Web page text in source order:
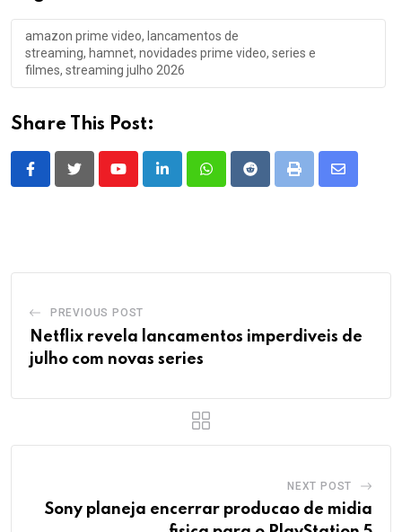
amazon prime video, lancamentos de
streaming, hamnet, novidades prime video, series e
filmes, streaming julho 2026
Share This Post:
YoutubeLinkedInWhatsappRedditPrint
Share
PREVIOUS POST
Netflix revela lancamentos imperdiveis de
julho com novas series
NEXT POST
Sony planeja encerrar producao de midia